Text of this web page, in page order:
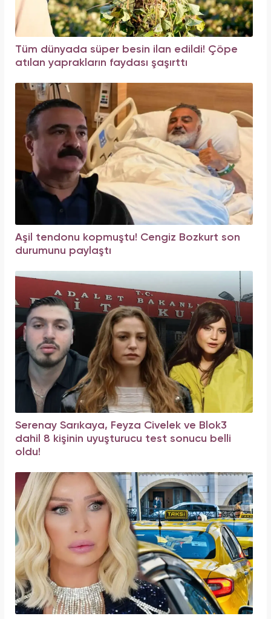
Tüm dünyada süper besin ilan edildi! Çöpe
atılan yaprakların faydası şaşırttı
Aşil tendonu kopmuştu! Cengiz Bozkurt son
durumunu paylaştı
Serenay Sarıkaya, Feyza Civelek ve Blok3
dahil 8 kişinin uyuşturucu test sonucu belli
oldu!